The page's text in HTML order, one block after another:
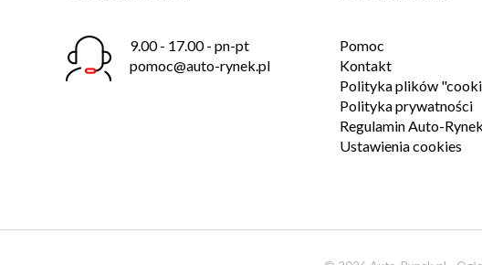
9.00 - 17.00 - pn-pt
pomoc@auto-rynek.pl
Pomoc
Kontakt
Polityka plików
Polityka prywatności
Regulamin Auto-
Ustawienia cookies